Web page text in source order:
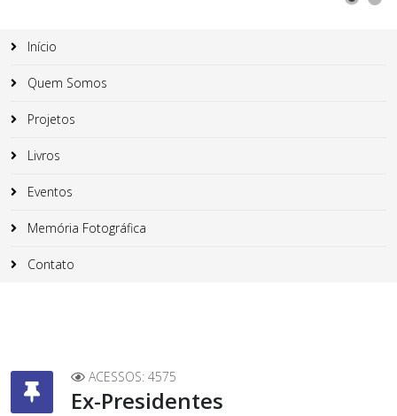
Início
Quem Somos
Projetos
Livros
Eventos
Memória Fotográfica
Contato
ACESSOS: 4575
Ex-Presidentes